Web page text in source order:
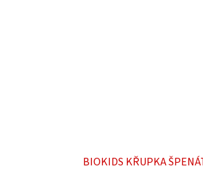
BIOKIDS KŘUPKA